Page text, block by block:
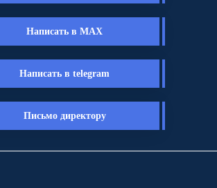
Написать в MAX
Написать в telegram
Письмо директору